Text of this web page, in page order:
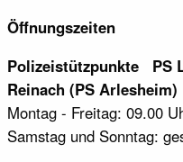
Öffnungszeiten
Polizeistützpunkte PS
Reinach (PS Arlesheim)
Montag - Freitag: 09.00
Samstag und Sonntag: